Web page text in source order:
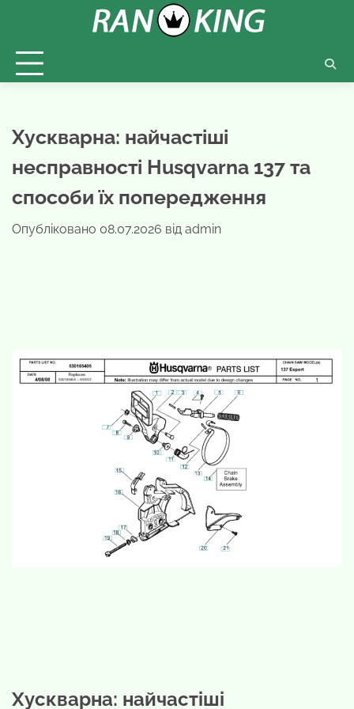
Хускварна: найчастіші
несправності Husqvarna 137 та
способи їх попередження
Опубліковано 08.07.2026 від admin
Хускварна: найчастіші